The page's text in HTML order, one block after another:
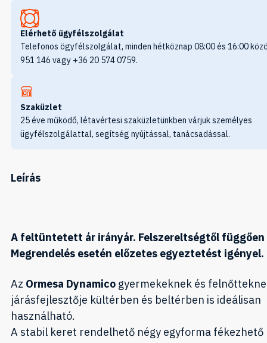
Elérhető ügyfélszolgálat
Telefonos ögyfélszolgálat, minden hétköznap 08:00 és 16:00
951 146 vagy +36 20 574 0759.
Szaküzlet
25 éve működő, létavértesi szaküzletünkben várjuk személyes
ügyfélszolgálattal, segítség nyújtással, tanácsadással.
Leírás
A feltüntetett ár irányár. Felszereltségtől
Megrendelés esetén előzetes egyeztetést igényel.
Az Ormesa Dynamico gyermekeknek és
járásfejlesztője kültérben és beltérben is ideálisan
használható.
A stabil keret rendelhető négy egyforma fékezhető